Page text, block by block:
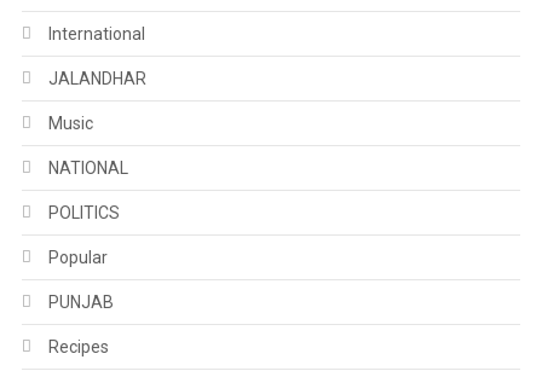
International
JALANDHAR
Music
NATIONAL
POLITICS
Popular
PUNJAB
Recipes